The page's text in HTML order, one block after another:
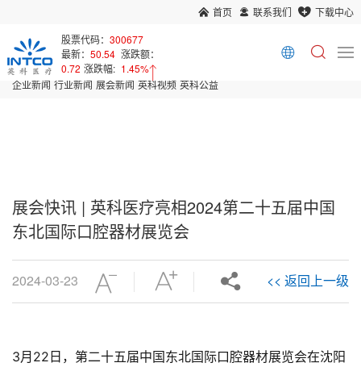
首页 联系我们
下载中心
股票代码：300677
最新：50.54 涨跌额：
0.72 涨跌幅: 1.45%
展会新闻
企业新闻 行业新闻 展会新闻 英科视频 英科公益
展会快讯 | 英科医疗亮相2024第二十五届中国
东北国际口腔器材展览会
2024-03-23 << 返回上一级
3月22日，第二十五届中国东北国际口腔器材展览会在沈阳